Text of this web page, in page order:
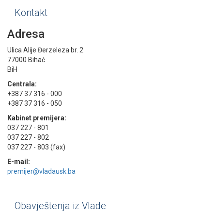
Kontakt
Adresa
Ulica Alije Đerzeleza br. 2
77000 Bihać
BiH
Centrala:
+387 37 316 - 000
+387 37 316 - 050
Kabinet premijera:
037 227 - 801
037 227 - 802
037 227 - 803 (fax)
E-mail:
premijer@vladausk.ba
Obavještenja iz Vlade